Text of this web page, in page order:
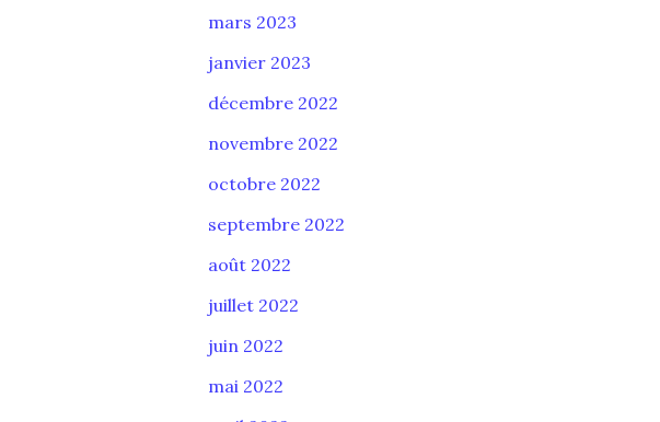
mars 2023
janvier 2023
décembre 2022
novembre 2022
octobre 2022
septembre 2022
août 2022
juillet 2022
juin 2022
mai 2022